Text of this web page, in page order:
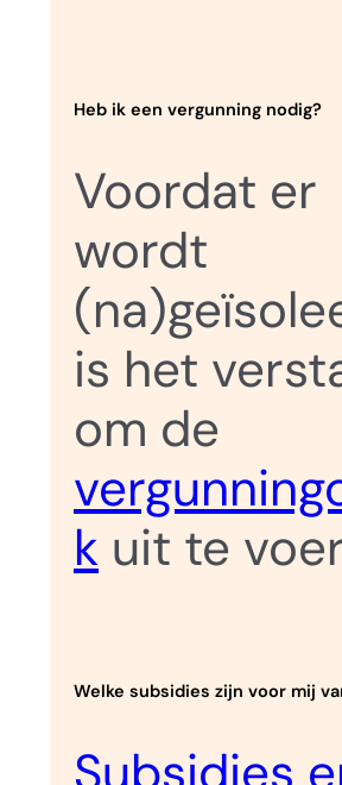
Heb ik een vergunning nodig?
Voordat er
wordt
is het
om de
k uit te
Welke subsidies zijn voor mij